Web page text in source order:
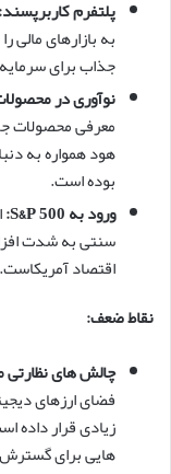
پلتفرم کاربرپسند:
به بازارهای مالی
جذاب برای
نوآوری در
معرفی محصولات
هود همواره به
بوده است.
ورود به S&P 500:
سنتی به شدت
اقتصاد آمریکاست.
نقاط ضعف:
چالش های نظارتی
فضای ارزهای
زیادی قرار
هایی برای